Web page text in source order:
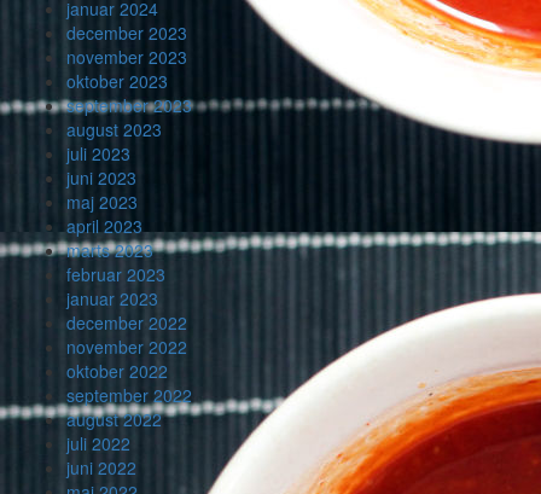
januar 2024
december 2023
november 2023
oktober 2023
september 2023
august 2023
juli 2023
juni 2023
maj 2023
april 2023
marts 2023
februar 2023
januar 2023
december 2022
november 2022
oktober 2022
september 2022
august 2022
juli 2022
juni 2022